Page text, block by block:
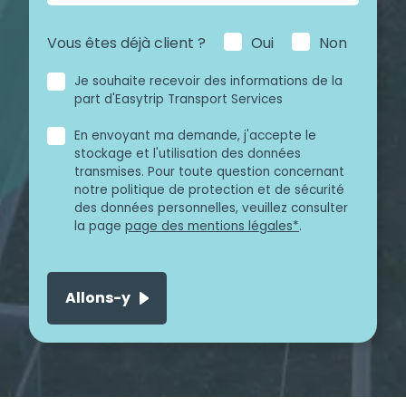
Vous êtes déjà client ? Oui Non
Je souhaite recevoir des informations de la
part d'Easytrip Transport Services
En envoyant ma demande, j'accepte le
stockage et l'utilisation des données
transmises. Pour toute question concernant
notre politique de protection et de sécurité
des données personnelles, veuillez consulter
la page page des mentions légales*.